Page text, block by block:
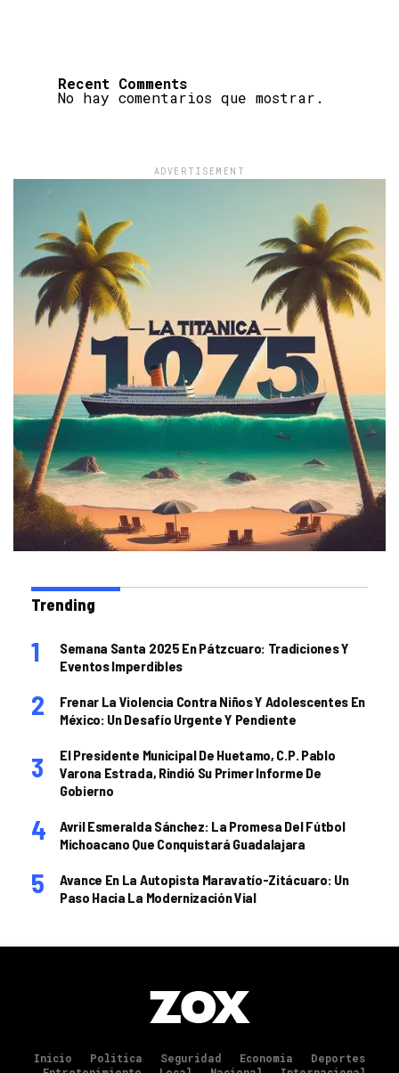
Recent Comments
No hay comentarios que mostrar.
ADVERTISEMENT
Trending
Semana Santa 2025 En Pátzcuaro: Tradiciones Y
Eventos Imperdibles
Frenar La Violencia Contra Niños Y Adolescentes En
México: Un Desafío Urgente Y Pendiente
El Presidente Municipal De Huetamo, C.P. Pablo
Varona Estrada, Rindió Su Primer Informe De
Gobierno
Avril Esmeralda Sánchez: La Promesa Del Fútbol
Michoacano Que Conquistará Guadalajara
Avance En La Autopista Maravatío-Zitácuaro: Un
Paso Hacia La Modernización Vial
Inicio Politica Seguridad Economia
Deportes